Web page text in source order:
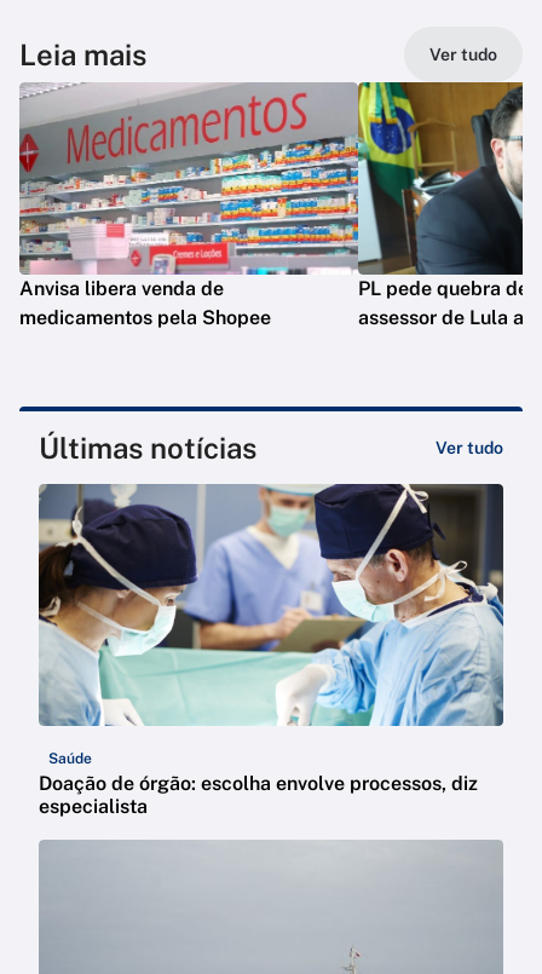
Leia mais Ver tudo
Anvisa libera venda de
medicamentos pela Shopee
PL pede quebra de
assessor de Lula ao
Últimas notícias Ver tudo
Saúde
Doação de órgão: escolha envolve processos, diz
especialista